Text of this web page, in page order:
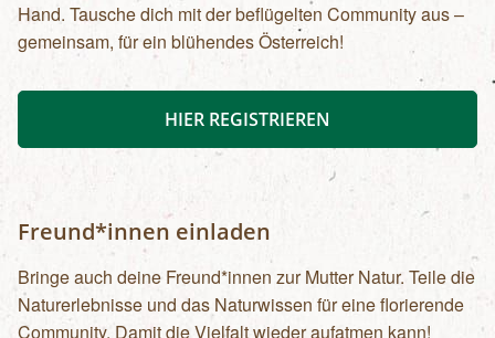
Hand. Tausche dich mit der beflügelten Community aus –
gemeinsam, für ein blühendes Österreich!
HIER REGISTRIEREN
Freund*innen einladen
Bringe auch deine Freund*innen zur Mutter Natur. Teile die
Naturerlebnisse und das Naturwissen für eine florierende
Community. Damit die Vielfalt wieder aufatmen kann!